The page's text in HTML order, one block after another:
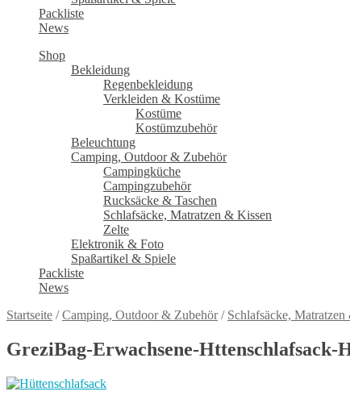
Packliste
News
Shop
Bekleidung
Regenbekleidung
Verkleiden & Kostüme
Kostüme
Kostümzubehör
Beleuchtung
Camping, Outdoor & Zubehör
Campingküche
Campingzubehör
Rucksäcke & Taschen
Schlafsäcke, Matratzen & Kissen
Zelte
Elektronik & Foto
Spaßartikel & Spiele
Packliste
News
Startseite /Camping, Outdoor & Zubehör/ Schlafsäcke,
GreziBag-Erwachsene-Httenschlafsack-